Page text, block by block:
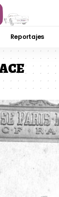
Reportajes